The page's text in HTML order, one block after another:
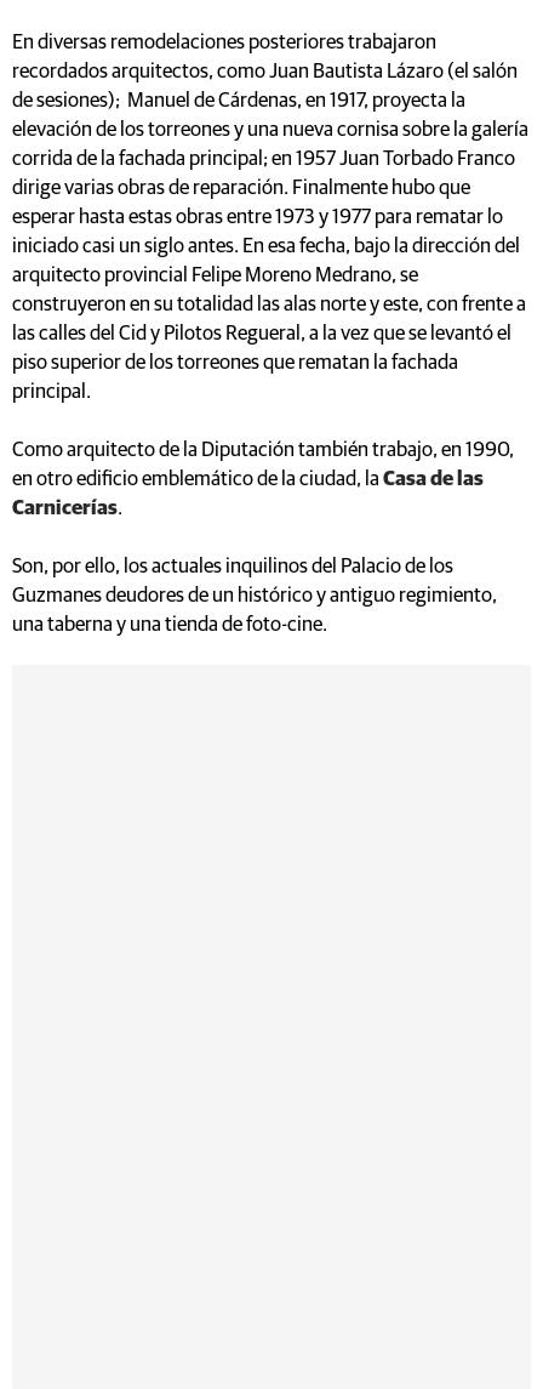
En diversas remodelaciones posteriores trabajaron
recordados arquitectos, como Juan Bautista Lázaro (el salón
de sesiones); Manuel de Cárdenas, en 1917, proyecta la
elevación de los torreones y una nueva cornisa sobre la galería
corrida de la fachada principal; en 1957 Juan Torbado Franco
dirige varias obras de reparación. Finalmente hubo que
esperar hasta estas obras entre 1973 y 1977 para rematar lo
iniciado casi un siglo antes. En esa fecha, bajo la dirección del
arquitecto provincial Felipe Moreno Medrano, se
construyeron en su totalidad las alas norte y este, con frente a
las calles del Cid y Pilotos Regueral, a la vez que se levantó el
piso superior de los torreones que rematan la fachada
principal.
Como arquitecto de la Diputación también trabajo, en 1990,
en otro edificio emblemático de la ciudad, la Casa de las
Carnicerías.
Son, por ello, los actuales inquilinos del Palacio de los
Guzmanes deudores de un histórico y antiguo regimiento,
una taberna y una tienda de foto-cine.